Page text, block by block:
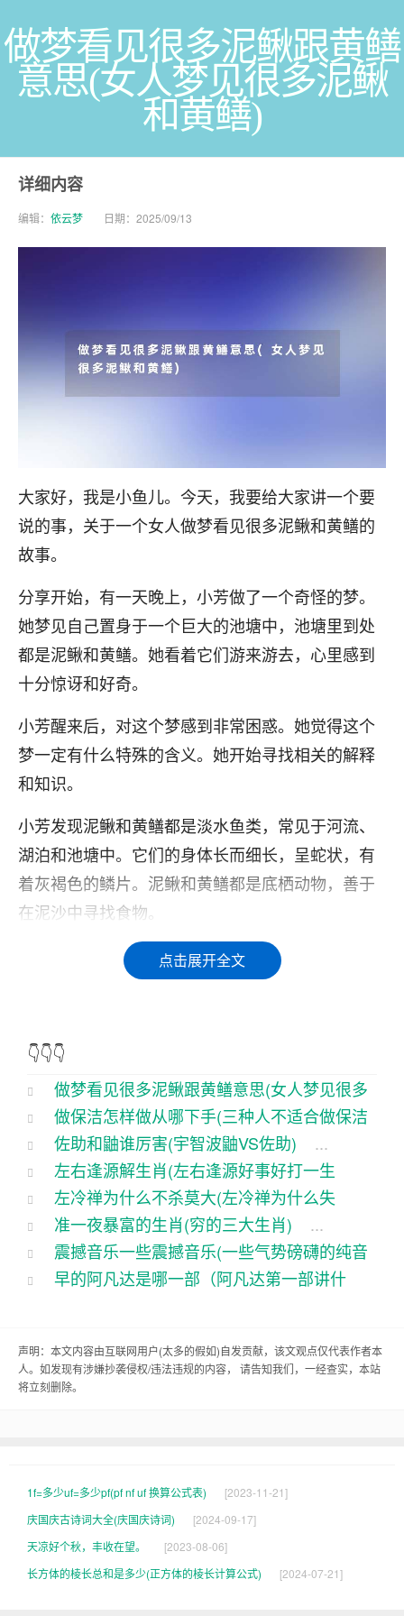
做梦看见很多泥鳅跟黄鳝
意思(女人梦见很多泥鳅
和黄鳝)
详细内容
编辑： 依云梦 日期：2025/09/13
大家好，我是小鱼儿。今天，我要给大家讲一个要
说的事，关于一个女人做梦看见很多泥鳅和黄鳝的
故事。
分享开始，有一天晚上，小芳做了一个奇怪的梦。
她梦见自己置身于一个巨大的池塘中，池塘里到处
都是泥鳅和黄鳝。她看着它们游来游去，心里感到
十分惊讶和好奇。
小芳醒来后，对这个梦感到非常困惑。她觉得这个
梦一定有什么特殊的含义。她开始寻找相关的解释
和知识。
小芳发现泥鳅和黄鳝都是淡水鱼类，常见于河流、
湖泊和池塘中。它们的身体长而细长，呈蛇状，有
着灰褐色的鳞片。泥鳅和黄鳝都是底栖动物，善于
在泥沙中寻找食物。
小芳了解到泥鳅和黄鳝在中国文化中也有特殊的象
征意义。泥鳅象征着勤劳和坚韧，因为它们在泥泞
和富足，因为它们在中国传统餐桌上是一道珍贵的
美味佳肴。
小芳觉得这个梦可能是在告诉她一些事情。或许，
它是在提醒她要勤劳努力，像泥鳅一样在困难的环
境中坚持下去。或者，它是在暗示她会有一段财富
和富足的时期，像黄鳝一样享受生活的美好。
，还有许多与梦境一读。有些文章讲述了梦境的解
析和心理学上的解释，帮助人们更好地理解梦境的
梦境是思维和想象力的体现，它们可以是内心的映
射，也可以是大脑对日常经历的整理和处理。无论
我想这个故事和相关的能够给大家带来一些启发和
娱乐。如果你们还有其他关于梦境的问题，欢迎随
时向我留言哦。我会尽力为大家找资料。祝大家做
个美梦！
点击展开全文
👇👇👇
做梦看见很多泥鳅跟黄鳝意思(女人梦见很多
泥鳅和黄鳝)
...
做保洁怎样做从哪下手(三种人不适合做保洁
工)
...
佐助和鼬谁厉害(宇智波鼬VS佐助)
...
左右逢源解生肖(左右逢源好事好打一生
肖)
...
左冷禅为什么不杀莫大(左冷禅为什么失
败)
...
准一夜暴富的生肖(穷的三大生肖)
...
震撼音乐一些震撼音乐(一些气势磅礴的纯音
乐)
...
早的阿凡达是哪一部（阿凡达第一部讲什
声明：本文内容由互联网用户(太多的假如)自发贡献，该文观点仅代表作者本
人。如发现有涉嫌抄袭侵权/违法违规的内容， 请告知我们，一经查实，本站
将立刻删除。
1f=多少uf=多少pf(pf nf uf 换算公式表)
[2023-11-21]
庆国庆古诗词大全(庆国庆诗词)
[2024-09-17]
天凉好个秋，丰收在望。
[2023-08-06]
长方体的棱长总和是多少(正方体的棱长计算公式)
[2024-07-21]